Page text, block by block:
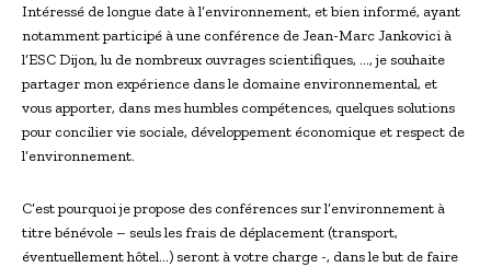
Intéressé de longue date à l’environnement, et bien informé, ayant
notamment participé à une conférence de Jean-Marc Jankovici à
l’ESC Dijon, lu de nombreux ouvrages scientifiques, …, je souhaite
partager mon expérience dans le domaine environnemental, et
vous apporter, dans mes humbles compétences, quelques solutions
pour concilier vie sociale, développement économique et respect de
l’environnement.
C’est pourquoi je propose des conférences sur l’environnement à
titre bénévole – seuls les frais de déplacement (transport,
éventuellement hôtel…) seront à votre charge -, dans le but de faire